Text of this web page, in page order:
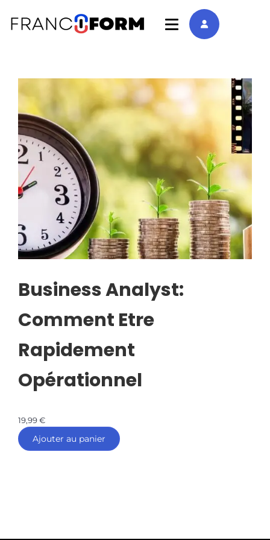
Business Analyst:
Comment Etre
Rapidement
Opérationnel
19,99€
Ajouter au panier